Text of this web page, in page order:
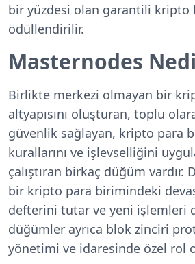
bir yüzdesi olan garantili kripto
ödüllendirilir.
Masternodes
Birlikte merkezi olmayan bir
altyapısını oluşturan, toplu
güvenlik sağlayan, kripto para
kurallarını ve işlevselliğini
çalıştıran birkaç düğüm vardır.
bir kripto para birimindeki
defterini tutar ve yeni işlemleri
düğümler ayrıca blok zinciri
yönetimi ve idaresinde özel rol